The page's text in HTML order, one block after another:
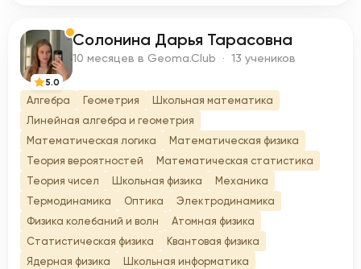
С
5.0
Солонина Дарья Тарасовна
10 месяцев в Geoma.Club · 13 учеников
Алгебра Геометрия
Школьная математика
Линейная алгебра и геометрия
Математическая логика
Математическая физика
Теория вероятностей
Математическая статистика
Теория чисел
Школьная физика
Механика
Термодинамика
Оптика
Электродинамика
Физика колебаний и волн
Атомная физика
Статистическая физика
Квантовая физика
Ядерная физика
Школьная информатика